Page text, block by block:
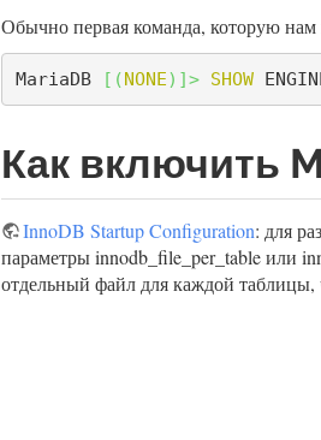
Обычно первая команда, которую
MariaDB [ (NONE) ]> SHOW
Как включить
InnoDB Startup Configuration: для
параметры innodb_file_per_table или
отдельный файл для каждой таблицы,